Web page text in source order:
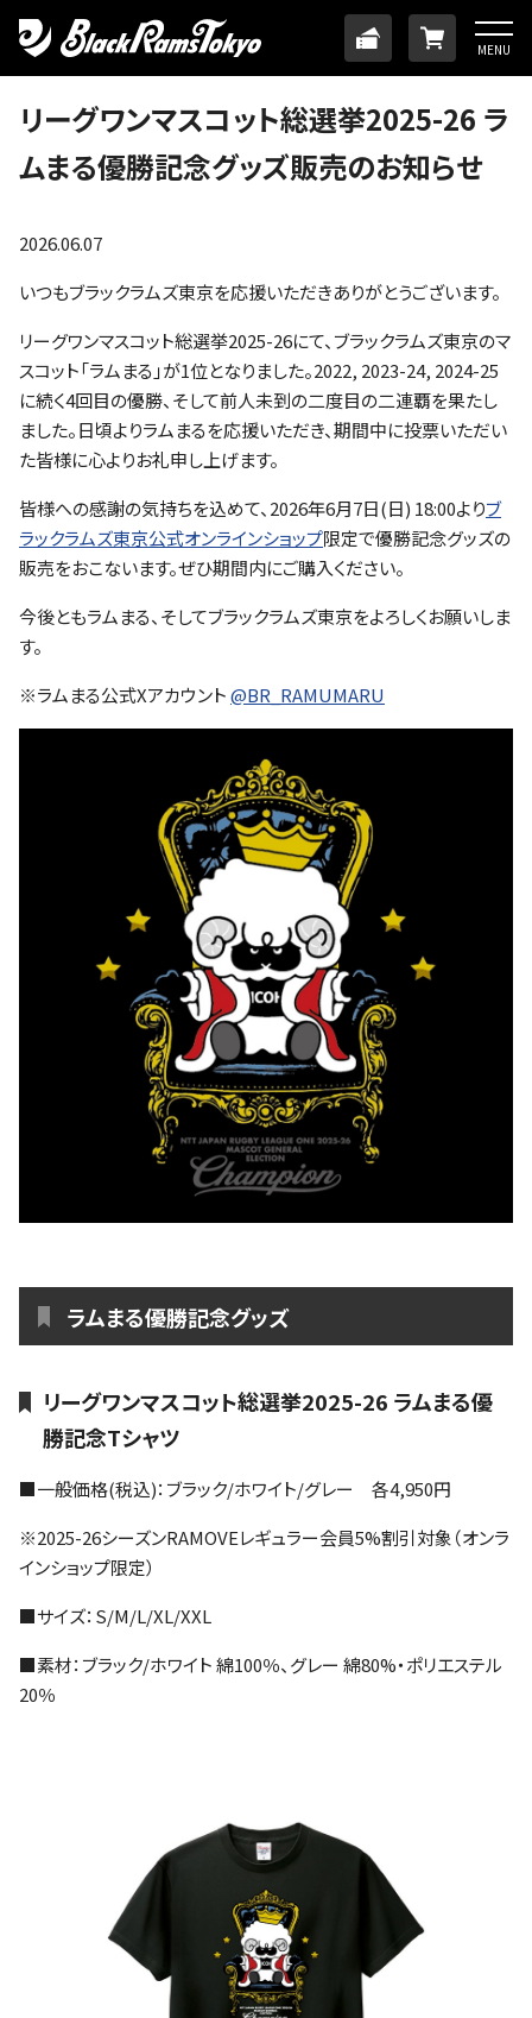
MENU
TICKET
HOME
チーム
メンバー
アカデミー
SDGs・ホームタウン
ファンクラブ
パートナー
リーグワンマスコット総選挙2025-26 ラ
ムまる優勝記念グッズ販売のお知らせ
2026.06.07
いつもブラックラムズ東京を応援いただきありがとうございます。
リーグワンマスコット総選挙2025-26にて、ブラックラムズ東京のマ
スコット「ラムまる」が1位となりました。2022, 2023-24, 2024-25
に続く4回目の優勝、そして前人未到の二度目の二連覇を果たし
ました。日頃よりラムまるを応援いただき、期間中に投票いただい
た皆様に心よりお礼申し上げます。
皆様への感謝の気持ちを込めて、2026年6月7日(日) 18:00よりブ
ラックラムズ東京公式オンラインショップ限定で優勝記念グッズの
販売をおこないます。ぜひ期間内にご購入ください。
今後ともラムまる、そしてブラックラムズ東京をよろしくお願いしま
す。
※ラムまる公式Xアカウント@BR_RAMUMARU
ラムまる優勝記念グッズ
リーグワンマスコット総選挙2025-26 ラムまる優
勝記念Tシャツ
■一般価格(税込)：ブラック/ホワイト/グレー 各4,950円
※2025-26シーズンRAMOVEレギュラー会員5%割引対象（オンラ
インショップ限定）
■サイズ：S/M/L/XL/XXL
■素材：ブラック/ホワイト 綿100％、グレー 綿80%・ポリエステル
20％